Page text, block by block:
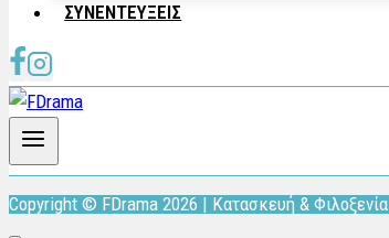
ΣΥΝΕΝΤΕΥΞΕΙΣ
Copyright © FDrama 2026 | Κατασκευή & Φιλοξενία